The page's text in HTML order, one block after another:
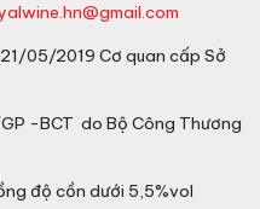
05/2019 Cơ quan cấp Sở
-BCT do Bộ Công Thương
độ cồn dưới 5,5%vol